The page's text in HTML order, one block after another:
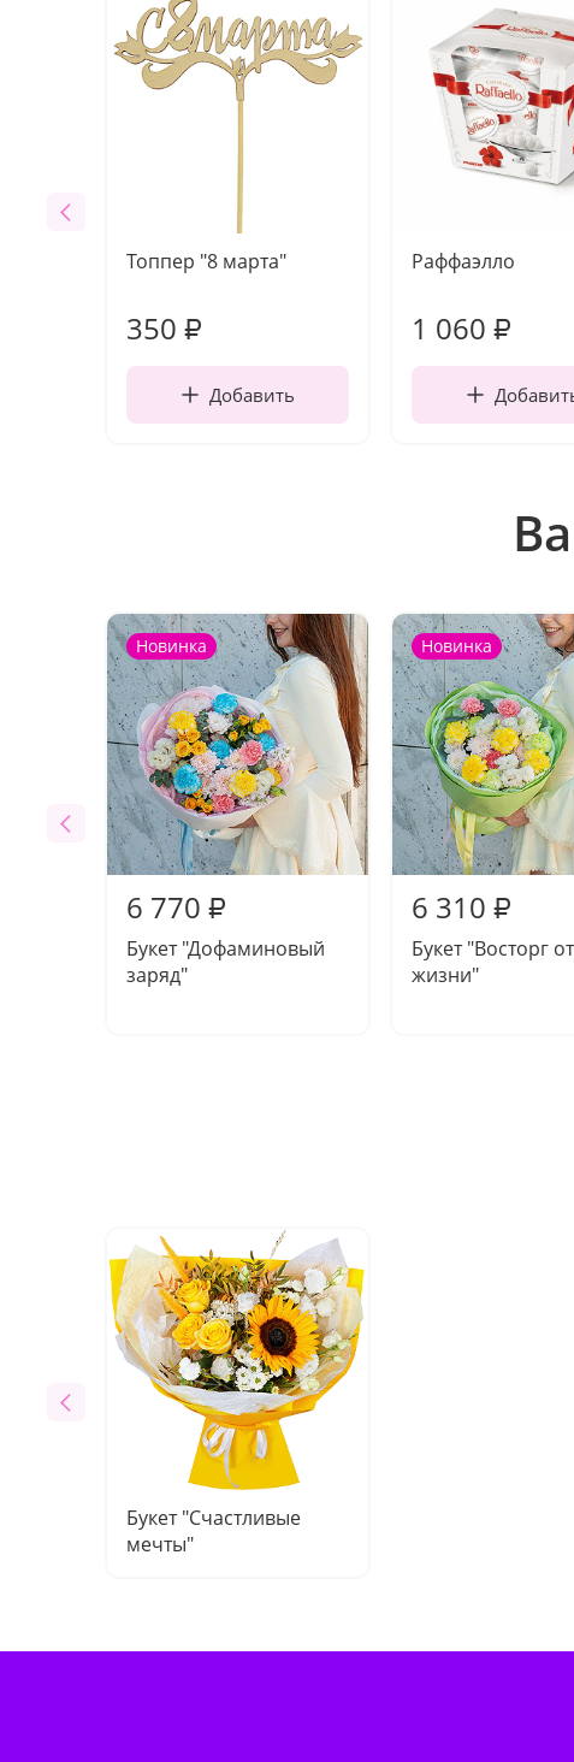
Топпер "8 марта"
350 ₽
Добавить
Раффаэлло
1 060 ₽
Новинка
6 770 ₽
Букет "Дофаминовый
заряд"
Новинка
6 310 ₽
Букет "Восторг от
жизни"
Букет "Счастливые
мечты"